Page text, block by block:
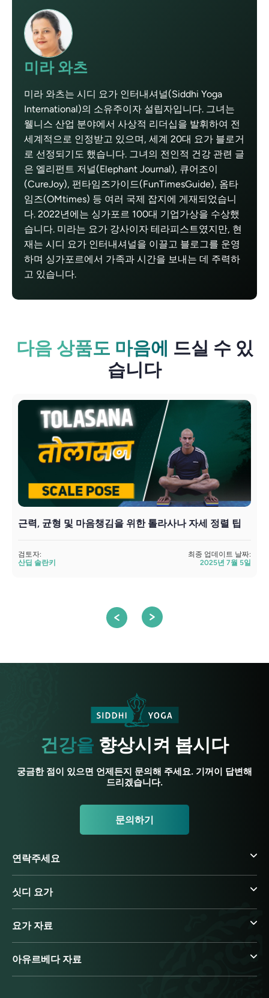
미라 와츠
미라 와츠는 시디 요가 인터내셔널(Siddhi Yoga
International)의 소유주이자 설립자입니다. 그녀는
웰니스 산업 분야에서 사상적 리더십을 발휘하여 전
세계적으로 인정받고 있으며, 세계 20대 요가 블로거
로 선정되기도 했습니다. 그녀의 전인적 건강 관련 글
은 엘리펀트 저널(Elephant Journal), 큐어조이
(CureJoy), 펀타임즈가이드(FunTimesGuide), 옴타
임즈(OMtimes) 등 여러 국제 잡지에 게재되었습니
다. 2022년에는 싱가포르 100대 기업가상을 수상했
습니다. 미라는 요가 강사이자 테라피스트였지만, 현
재는 시디 요가 인터내셔널을 이끌고 블로그를 운영
하며 싱가포르에서 가족과 시간을 보내는 데 주력하
고 있습니다.
다음 상품도 마음에 드실 수 있
습니다
근력, 균형 및 마음챙김을 위한 톨라사나 자세 정렬 팁
검토자:
산딥 솔란키
최종 업데이트 날짜:
2025년 7월 5일
건강을 향상시켜 봅시다
궁금한 점이 있으면 언제든지 문의해 주세요. 기꺼이 답변해
드리겠습니다.
문의하기
연락주세요
싯디 요가
요가 자료
아유르베다 자료